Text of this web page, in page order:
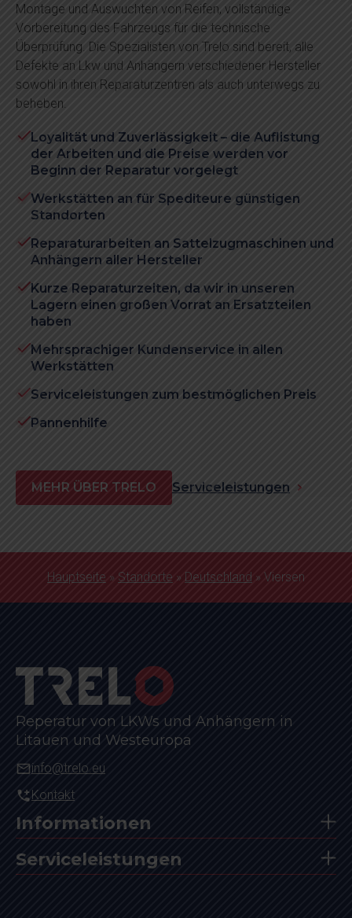
Montage und Auswuchten von Reifen, vollständige
Vorbereitung des Fahrzeugs für die technische
Überprüfung. Die Spezialisten von Trelo sind bereit, alle
Defekte an Lkw und Anhängern verschiedener Hersteller
sowohl in ihren Reparaturzentren als auch unterwegs zu
beheben.
Loyalität und Zuverlässigkeit – die Auflistung
der Arbeiten und die Preise werden vor
Beginn der Reparatur vorgelegt
Werkstätten an für Spediteure günstigen
Standorten
Reparaturarbeiten an Sattelzugmaschinen und
Anhängern aller Hersteller
Kurze Reparaturzeiten, da wir in unseren
Lagern einen großen Vorrat an Ersatzteilen
haben
Mehrsprachiger Kundenservice in allen
Werkstätten
Serviceleistungen zum bestmöglichen Preis
Pannenhilfe
MEHR ÜBER TRELO Serviceleistungen
Hauptseite » Standorte » Deutschland » Viersen
Reperatur von LKWs und Anhängern in
Litauen und Westeuropa
info@trelo.eu
Kontakt
Informationen
Serviceleistungen